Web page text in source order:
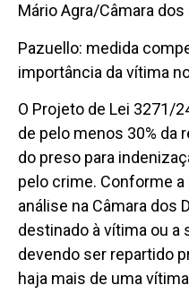
Mário Agra/Câmara
Pazuello: medida
importância da vítima
O Projeto de Lei 3271/
de pelo menos 30% da
do preso para
pelo crime. Conforme
análise na Câmara dos
destinado à vítima ou a
devendo ser repartido
haja mais de uma